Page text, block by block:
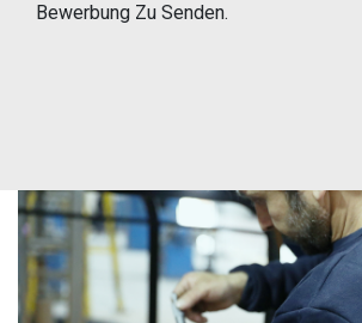
Bewerbung Zu Senden.